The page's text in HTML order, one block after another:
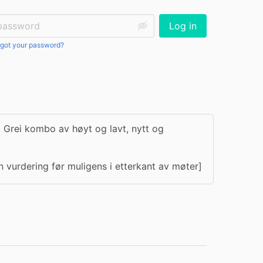
your password?
Log in
kombo av høyt og lavt, nytt og
før muligens i etterkant av møter]